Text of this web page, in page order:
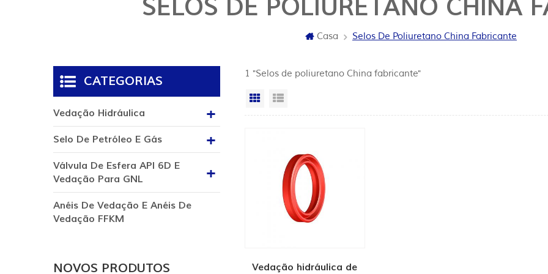
SELOS DE POLIURETANO CHINA
Casa Selos De Poliuretano China Fabricante
1 "Selos de poliuretano China fabricante"
Vista da grade
Vedação hidráulica de
CATEGORIAS
Vedação Hidráulica
Selo De Petróleo E Gás
Válvula De Esfera API 6D E
Vedação Para GNL
Anéis De Vedação E Anéis De
Vedação FFKM
NOVOS PRODUTOS